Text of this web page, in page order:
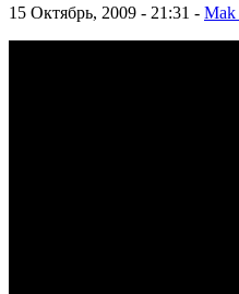
15 Октябрь, 2009 - 21:31 -